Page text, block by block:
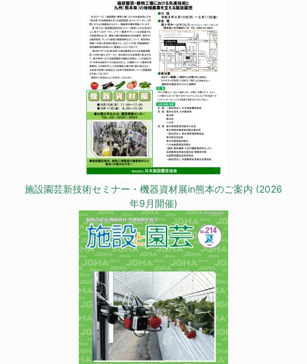
施設園芸新技術セミナー・機器資材展in熊本のご案内 (2026
年9月開催)